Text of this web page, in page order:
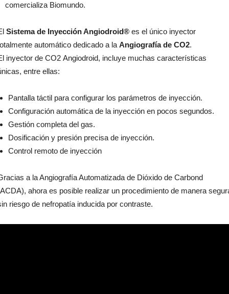
comercializa Biomundo.
Sistema de Inyección Angiodroid® es el único inyector
automático dedicado a la Angiografía de CO2.
inyector de CO2 Angiodroid, incluye muchas características
entre ellas:
Pantalla táctil para configurar los parámetros de inyección.
Configuración automática de la inyección en pocos segundos.
Gestión completa del gas.
Dosificación y presión precisa de inyección.
Control remoto de inyección
a la Angiografía Automatizada de Dióxido de Carbond
ahora es posible realizar un procedimiento de manera
riesgo de nefropatía inducida por contraste.